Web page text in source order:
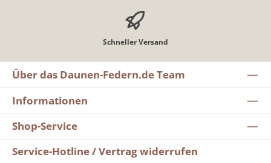
Schneller Versand
Über das Daunen-Federn.de Team
Informationen
Shop-Service
Service-Hotline / Vertrag widerrufen